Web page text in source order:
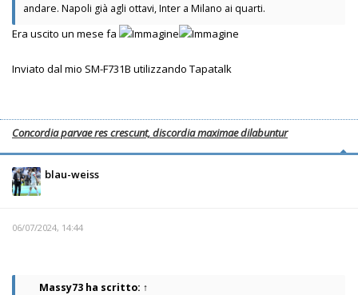
andare. Napoli già agli ottavi, Inter a Milano ai quarti.
Era uscito un mese fa
Inviato dal mio SM-F731B utilizzando Tapatalk
Concordia parvae res crescunt, discordia maximae dilabuntur
blau-weiss
06/07/2024, 14:44
Massy73 ha scritto: ↑